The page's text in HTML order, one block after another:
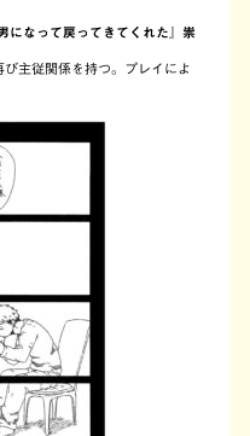
になって戻ってきてくれた』祟
主従関係を持つ。プレイによ